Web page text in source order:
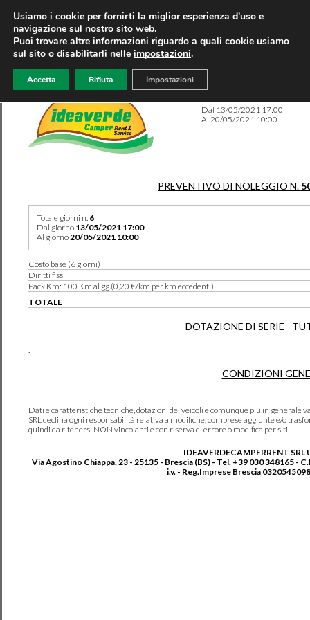
Dal 13/05/2021 17:00
Al 20/05/2021 10:00
PREVENTIVO DI NOLEGGIO N.
Totale giorni n. 6
Dal giorno 13/05/2021 17:00
Al giorno20/05/2021 10:00
Costo base (6 giorni)
Diritti fissi
Pack Km: 100 Km al gg (0,20 €/km per km eccedenti)
TOTALE
DOTAZIONE DI SERIE -
.
CONDIZIONI
Dati e caratteristiche tecniche, dotazioni dei veicoli e comunque più in generale
SRL declina ogni responsabilità relativa a modifiche, comprese aggiunte e/o
quindi da ritenersi NON vincolanti e con riserva di errore o modifica per siti.
IDEAVERDECAMPERRENT SRL
Via Agostino Chiappa, 23 - 25135 - Brescia (BS) - Tel. +39 030 348165 -
i.v. - Reg.Imprese Brescia
Usiamo i cookie per fornirti la miglior esperienza d'uso e
navigazione sul nostro sito web.
Puoi trovare altre informazioni riguardo a quali cookie usiamo
sul sito o disabilitarli nelle impostazioni.
Accetta Rifiuta Impostazioni